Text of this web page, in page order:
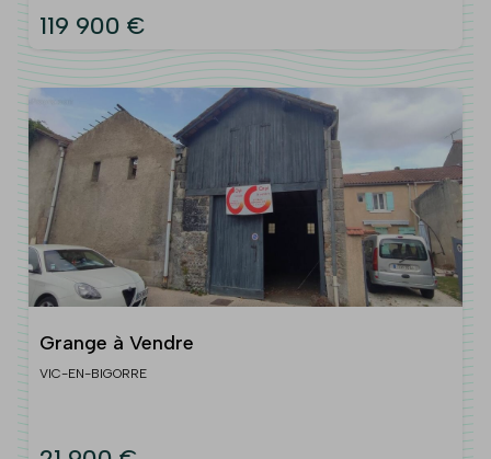
119 900 €
Grange à Vendre
VIC-EN-BIGORRE